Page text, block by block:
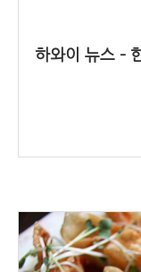
하와이 뉴스 –